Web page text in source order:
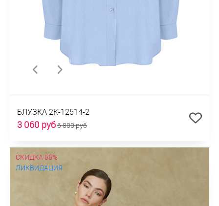
БЛУЗКА 2К-12514-2
3 060 руб6 800 руб
СКИДКА 55%
ЛИКВИДАЦИЯ